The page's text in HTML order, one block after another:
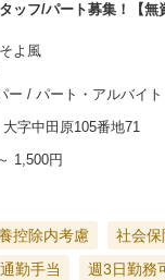
タッフ/パート募集！【
よ風
ー / パート・アルバイト
字中田原105番地71
1,500円
控除内考慮
社会
通勤手当 週3日勤務